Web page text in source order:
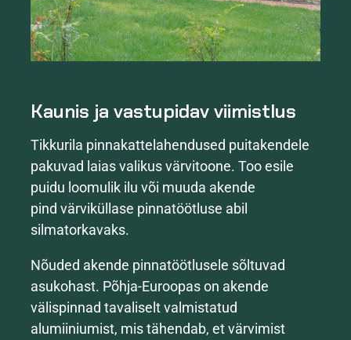
Kaunis ja vastupidav viimistlus
Tikkurila pinnakattelahendused puitakendele
pakuvad laias valikus värvitoone. Too esile
puidu loomulik ilu või muuda akende
pind värviküllase pinnatöötluse abil
silmatorkavaks.
Nõuded akende pinnatöötlusele sõltuvad
asukohast. Põhja-Euroopas on akende
välispinnad tavaliselt valmistatud
alumiiniumist, mis tähendab, et värvimist